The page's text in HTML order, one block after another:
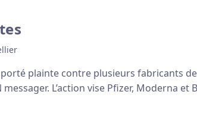
plainte contre plusieurs fabricants
L’action vise Pfizer, Moderna et